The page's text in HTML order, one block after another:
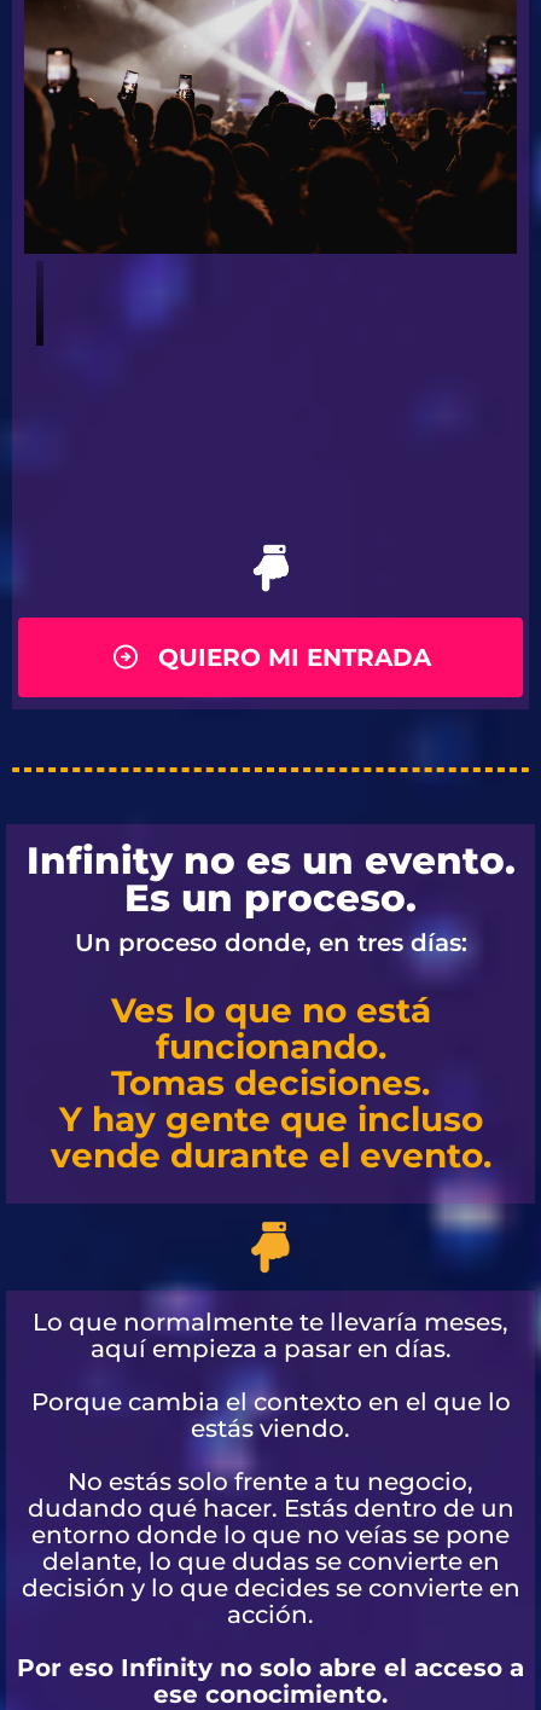
QUIERO MI ENTRADA
Infinity no es un evento.
Es un proceso.
Un proceso donde, en tres días:
Ves lo que no está
funcionando.
Tomas decisiones.
Y hay gente que incluso
vende durante el evento.
Lo que normalmente te llevaría meses,
aquí empieza a pasar en días.
Porque cambia el contexto en el que lo
estás viendo.
No estás solo frente a tu negocio,
dudando qué hacer. Estás dentro de un
entorno donde lo que no veías se pone
delante, lo que dudas se convierte en
decisión y lo que decides se convierte en
acción.
Por eso Infinity no solo abre el acceso a
ese conocimiento.